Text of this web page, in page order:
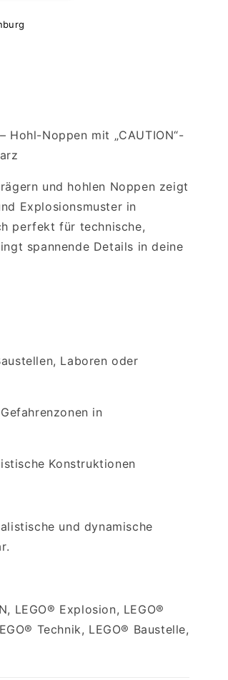
Hohl-Noppen mit „CAUTION“-
und hohlen Noppen zeigt
Explosionsmuster in
perfekt für technische,
spannende Details in deine
Laboren oder
in
Konstruktionen
und dynamische
LEGO® Explosion, LEGO®
Technik, LEGO® Baustelle,